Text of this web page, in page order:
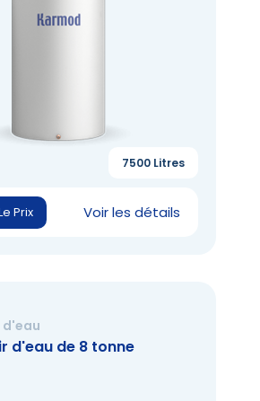
Prix Voir les détails
7500 Litres
d'eau
d'eau de 8 tonne